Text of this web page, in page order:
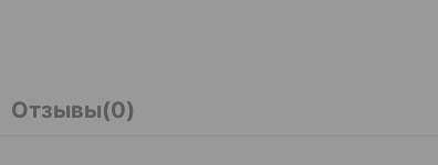
Отзывы(0)